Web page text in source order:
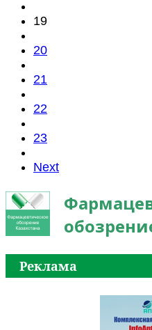
19
20
21
22
23
Next
Реклама